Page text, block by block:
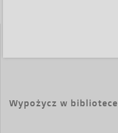
Wypożycz w bibliotece